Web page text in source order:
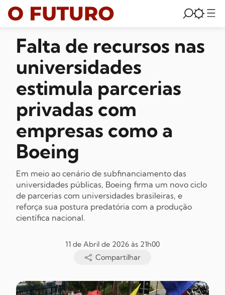
Falta de recursos nas
universidades
estimula parcerias
privadas com
empresas como a
Boeing
Em meio ao cenário de subfinanciamento das
universidades públicas, Boeing firma um novo ciclo
de parcerias com universidades brasileiras, e
reforça sua postura predatória com a produção
científica nacional.
11 de Abril de 2026 às 21h00
Compartilhar